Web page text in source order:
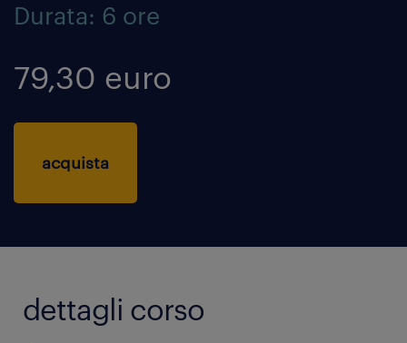
Durata: 6 ore
79,30 euro
acquista
dettagli corso